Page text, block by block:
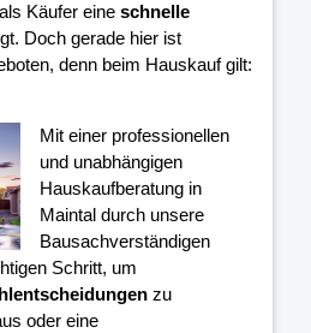
Käufer eine schnelle
Doch gerade hier ist
denn beim Hauskauf gilt:
Mit einer professionellen
und unabhängigen
Hauskaufberatung in
Maintal durch unsere
Bausachverständigen
Schritt, um
zu
oder eine